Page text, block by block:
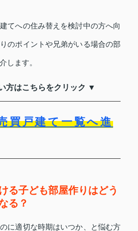
てへの住み替えを検討中の方へ向
のポイントや兄弟がいる場合の部
します。
方はこちらをクリック ▼
買戸建て一覧へ進
る子ども部屋作りはどう
る？
に適切な時期はいつか、と悩む方